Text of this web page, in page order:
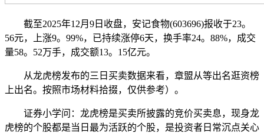
截至2025年12月9日收盘，安记食物(603696)报收于23。
56元，上涨9。99%，已持续涨停6天，换手率24。88%，成交
量58。52万手，成交额13。15亿元。
从龙虎榜发布的三日买卖数据来看，章盟从等出名逛资榜
上出名。按照市场材料拾掇，仅供参考）。
证券小学问：龙虎榜是买卖所披露的竞价买卖息，现身龙
虎榜的个股都是当日最为活跃的个股，是投资者日常沉点关心